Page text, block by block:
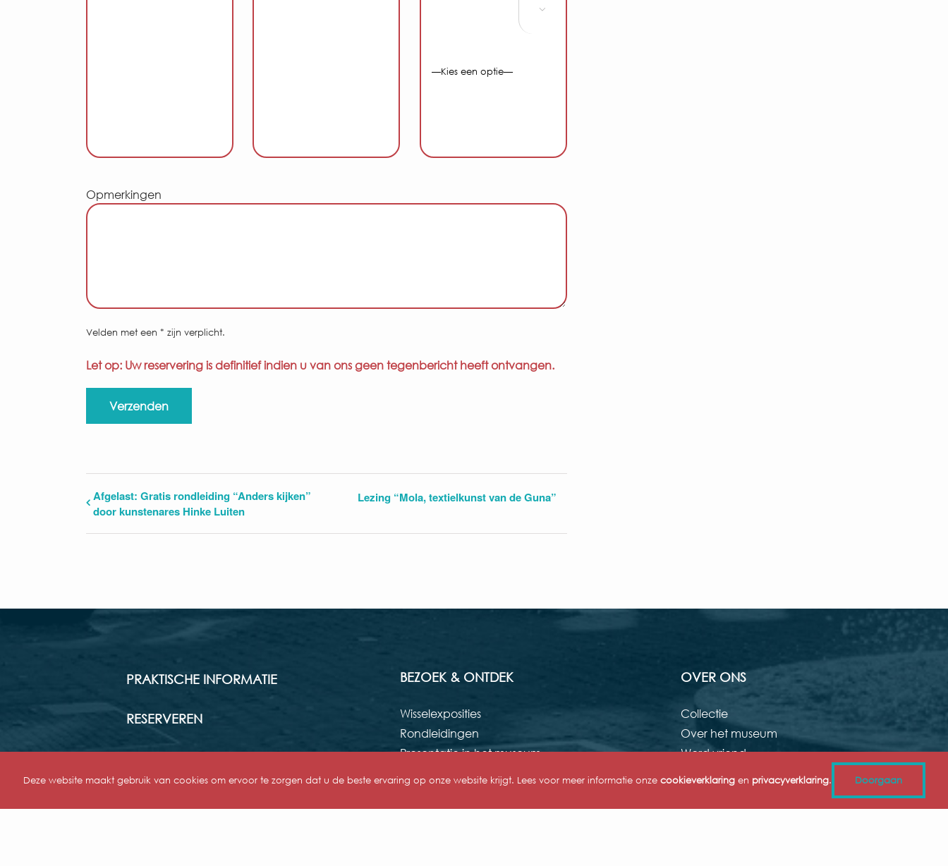

Opmerkingen
Velden met een * zijn verplicht.
Let op: Uw reservering is definitief indien u van ons geen tegenbericht heeft ontvangen.
Afgelast: Gratis rondleiding “Anders kijken”
door kunstenares Hinke Luiten
Lezing “Mola, textielkunst van de Guna”
PRAKTISCHE INFORMATIE
RESERVEREN
WONDERKABINET
BEZOEK & ONTDEK
Wisselexposities
Rondleidingen
Presentatie in het museum
Nieuws
OVER ONS
Collectie
Over het museum
Word vriend
Organisatie
Cultuurhuis Edith Stein
Deze website maakt gebruik van cookies om ervoor te zorgen dat u de beste ervaring op onze website krijgt. Lees voor meer informatie onze cookieverklaringen privacyverklaring. Doorgaan